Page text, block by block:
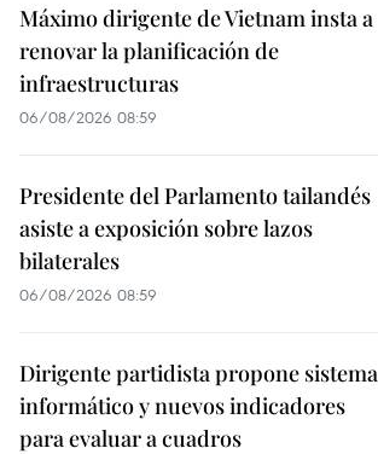
Máximo dirigente de Vietnam insta a
renovar la planificación de
infraestructuras
06/08/2026 08:59
Presidente del Parlamento tailandés
asiste a exposición sobre lazos
bilaterales
06/08/2026 08:59
Dirigente partidista propone sistema
informático y nuevos indicadores
para evaluar a cuadros